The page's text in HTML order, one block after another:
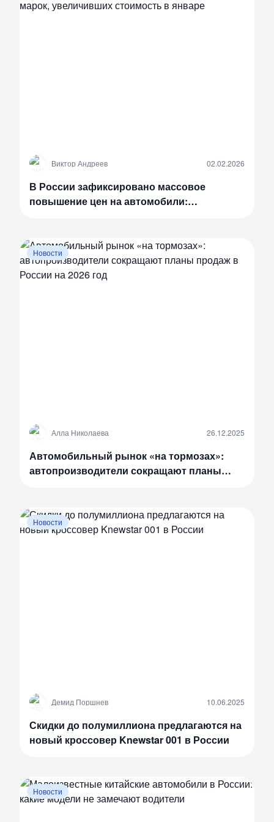
В Виктор Андреев 02.02.2026
В России зафиксировано массовое
повышение цен на автомобили:
Новости
А Алла Николаева 26.12.2025
Автомобильный рынок «на тормозах»:
автопроизводители сокращают планы
Новости
Д Демид Поршнев 10.06.2025
Скидки до полумиллиона предлагаются на
новый кроссовер Knewstar 001 в России
Новости